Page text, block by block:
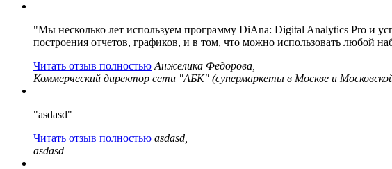
"Мы несколько лет используем программу DiAna: Digital Analytics Pro и
построения отчетов, графиков, и в том, что можно использовать любой
Читать отзыв полностью Анжелика Федорова,
Коммерческий директор сети "АБК" (супермаркеты в Москве и
"asdasd"
Читать отзыв полностью asdasd,
asdasd